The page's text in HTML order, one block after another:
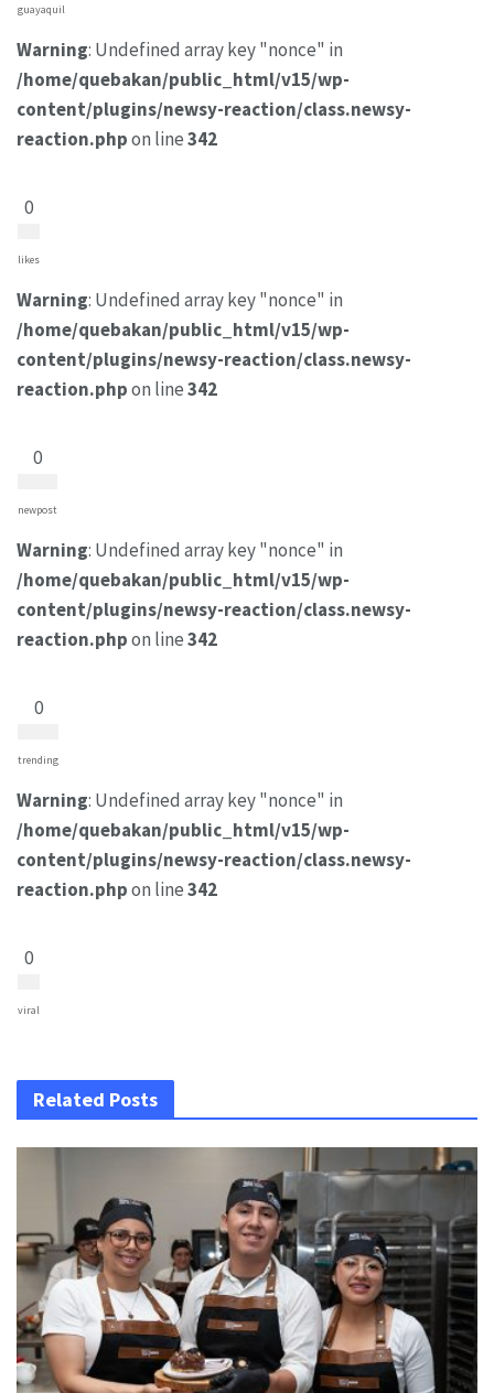
guayaquil
Warning: Undefined array key "nonce" in
/home/quebakan/public_html/v15/wp-
content/plugins/newsy-reaction/class.newsy-
reaction.phpon line342
0
likes
Warning: Undefined array key "nonce" in
/home/quebakan/public_html/v15/wp-
content/plugins/newsy-reaction/class.newsy-
reaction.phpon line342
0
newpost
Warning: Undefined array key "nonce" in
/home/quebakan/public_html/v15/wp-
content/plugins/newsy-reaction/class.newsy-
reaction.phpon line342
0
trending
Warning: Undefined array key "nonce" in
/home/quebakan/public_html/v15/wp-
content/plugins/newsy-reaction/class.newsy-
reaction.phpon line342
0
viral
Related Posts